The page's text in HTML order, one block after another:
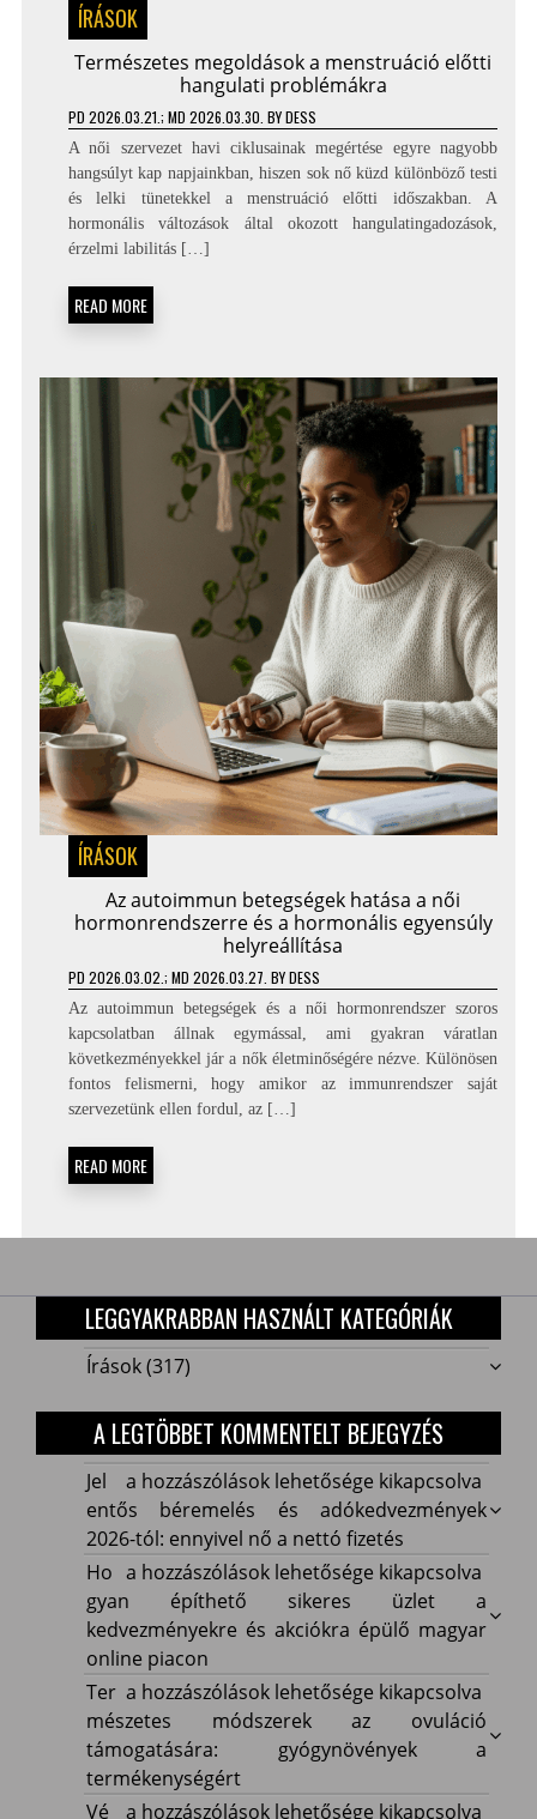
ÍRÁSOK
Természetes megoldások a menstruáció előtti
hangulati problémákra
PD 2026.03.21. ; MD 2026.03.30. BYDESS
A női szervezet havi ciklusainak megértése egyre nagyobb
hangsúlyt kap napjainkban, hiszen sok nő küzd különböző testi
és lelki tünetekkel a menstruáció előtti időszakban. A
hormonális változások által okozott hangulatingadozások,
érzelmi labilitás […]
READ MORE
ÍRÁSOK
Az autoimmun betegségek hatása a női
hormonrendszerre és a hormonális egyensúly
helyreállítása
PD 2026.03.02. ; MD 2026.03.27. BYDESS
Az autoimmun betegségek és a női hormonrendszer szoros
kapcsolatban állnak egymással, ami gyakran váratlan
következményekkel jár a nők életminőségére nézve. Különösen
fontos felismerni, hogy amikor az immunrendszer saját
szervezetünk ellen fordul, az […]
READ MORE
LEGGYAKRABBAN HASZNÁLT KATEGÓRIÁK
Írások(317)
A LEGTÖBBET KOMMENTELT BEJEGYZÉS
Jelentős
béremelés
és
adókedvezmények
2026-
tól:
ennyivel
nő
nettó
fizetés
bejegyzéshez
a hozzászólások lehetősége kikapcsolva
Jel
entős béremelés és adókedvezmények
2026-tól: ennyivel nő a nettó fizetés
Hogyan
építhető
sikeres
üzlet
a
kedvezményekre
és
akciókra
épülő
a hozzászólások lehetősége kikapcsolva
Ho
gyan építhető sikeres üzlet a
kedvezményekre és akciókra épülő magyar
online piacon
Természetes
módszerek
az
ovuláció
támogatására:
a hozzászólások lehetősége kikapcsolva
Ter
mészetes módszerek az ovuláció
támogatására: gyógynövények a
termékenységért
Vékony
a hozzászólások lehetősége kikapcsolva
Vé